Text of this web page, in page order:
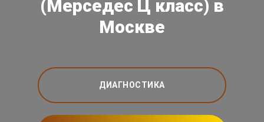
(Мерседес Ц класс) в
Москве
ДИАГНОСТИКА